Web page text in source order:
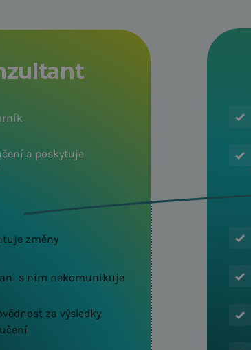
a poskytuje
změny
s ním nekomunikuje
za výsledky